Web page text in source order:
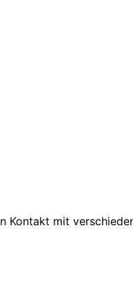
Kontakt mit